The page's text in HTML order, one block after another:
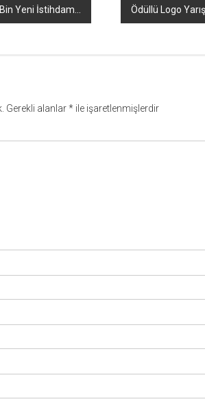
Yeni İstihdam… Ödüllü Logo
Gerekli alanlar* ile işaretlenmişlerdir